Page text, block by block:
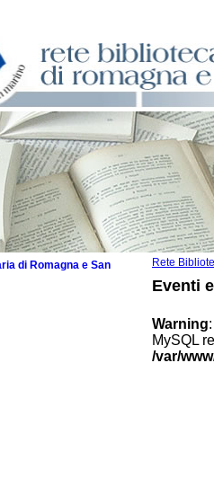
Rete
Eventi
Warning
MySQL
/var/
di Romagna e San